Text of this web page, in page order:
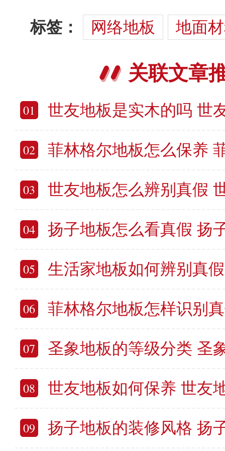
标签： 网络地板 地面
关联文章
01 世友地板是实木的吗 世友地
02 菲林格尔地板怎么保养 菲林格尔
03 世友地板怎么辨别真假 世
04 扬子地板怎么看真假 扬子地
05 生活家地板如何辨别真假 生
06 菲林格尔地板怎样识别真假 菲林格
07 圣象地板的等级分类 圣象地板
08 世友地板如何保养 世友
09 扬子地板的装修风格 扬子